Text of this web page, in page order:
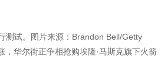
测试。图片来源：Brandon Bell/Getty
华尔街正争相抢购埃隆·马斯克旗下火箭